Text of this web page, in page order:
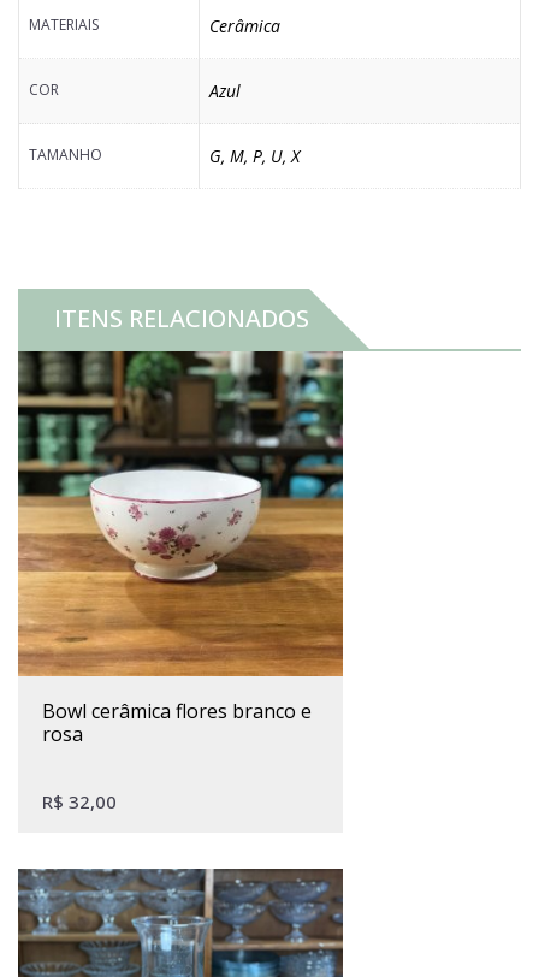
MATERIAIS Cerâmica
COR Azul
TAMANHO G, M, P, U,X
ITENS RELACIONADOS
bowl cerâmica flores branco e
rosa
R$ 32,00